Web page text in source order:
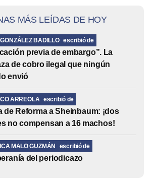
MÁS LEÍDAS DE HOY
BADILLO escribió de
previa de embargo”. La
de cobro ilegal que ningún
envió
ARREOLA escribió de
de Reforma a Sheinbaum: ¡dos
no compensan a 16 machos!
MALO GUZMÁN escribió de
del periodicazo